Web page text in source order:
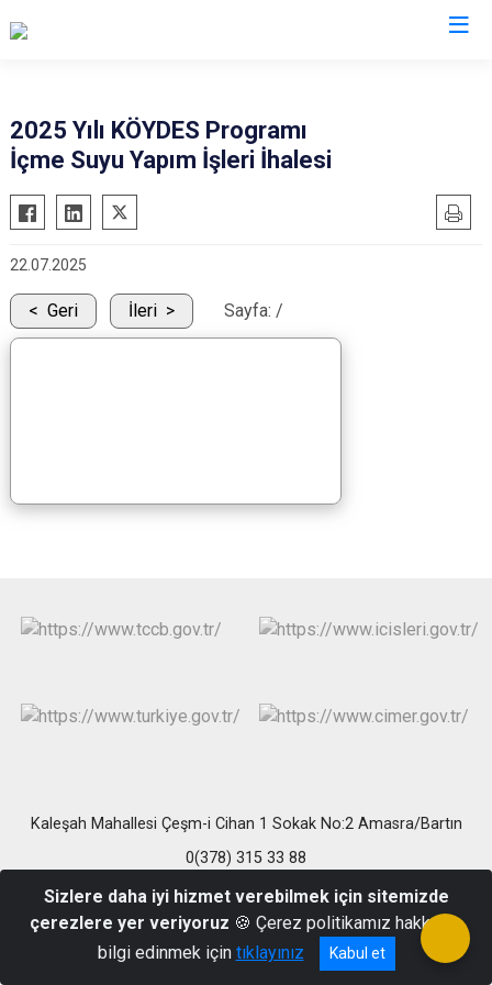
Amasra
Kurucaşile
2025 Yılı KÖYDES Programı
İçme Suyu Yapım İşleri İhalesi
22.07.2025
Geri İleri Sayfa: /
Kaleşah Mahallesi Çeşm-i Cihan 1 Sokak No:2 Amasra/Bartın
0(378) 315 33 88
Sizlere daha iyi hizmet verebilmek için sitemizde
çerezlere yer veriyoruz 🍪 Çerez politikamız hakkında
bilgi edinmek için tıklayınız Kabul et